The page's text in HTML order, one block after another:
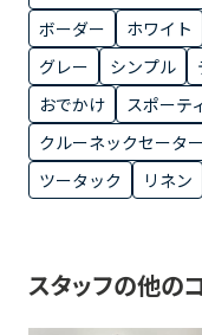
ボーダー
ホワイト
グレー
シンプル
おでかけ
スポーテ
クルーネックセーター
ツータック
リネン
スタッフの他の